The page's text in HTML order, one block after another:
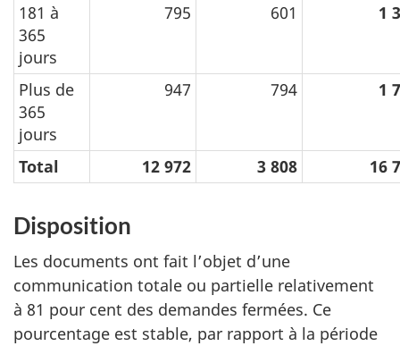
181 à
365
jours
795 601 1
Plus de
365
jours
947 794 1
Total 12 972 3 808 16
Disposition
Les documents ont fait l’objet d’une
communication totale ou partielle relativement
à 81 pour cent des demandes fermées. Ce
pourcentage est stable, par rapport à la période